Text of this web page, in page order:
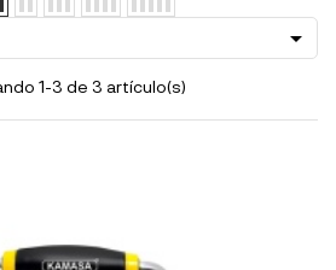

1-3 de 3 artículo(s)